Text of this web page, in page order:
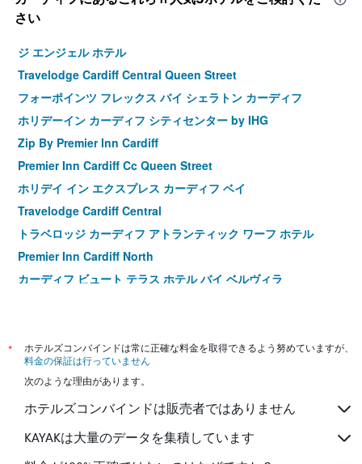
さい
ジ エンジェル ホテル
Travelodge Cardiff Central Queen Street
フォーポインツ フレックス バイ シェラトン カーディフ
ホリデーイン カーディフ シティセンター by IHG
Zip By Premier Inn Cardiff
Premier Inn Cardiff Cc Queen Street
ホリデイ イン エクスプレス カーディフ ベイ
Travelodge Cardiff Central
トラベロッジ カーディフ アトランティック ワーフ ホテル
Premier Inn Cardiff North
カーディフ ビュート テラス ホテル バイ ベルヴィラ
*
ホテルズコンバインドは常に正確な料金を取得できるよう努めていますが、
料金の保証は行っていません
次のような理由があります。
ホテルズコンバインドは販売者ではありません
KAYAKは大量のデータを集積しています